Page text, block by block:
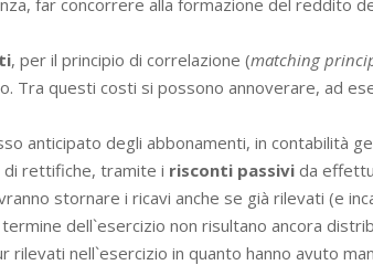
far concorrere alla formazione del reddito
, per il principio di correlazione (matching
Tra questi costi si possono annoverare, ad
anticipato degli abbonamenti, in contabilità
rettifiche, tramite i risconti passivi da
stornare i ricavi anche se già rilevati (e
dell`esercizio non risultano ancora
rilevati nell`esercizio in quanto hanno avuto